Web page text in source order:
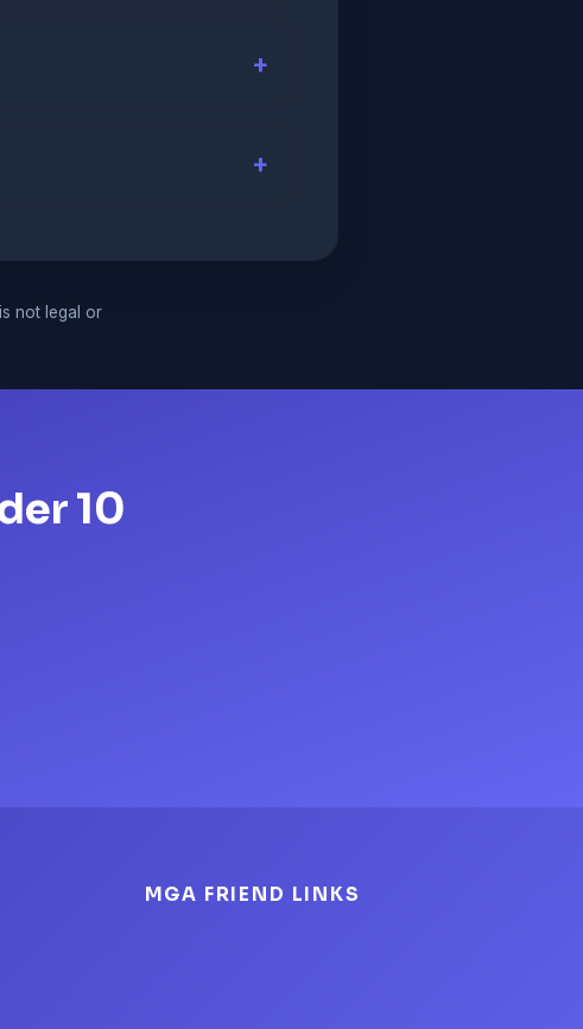
not legal or
10
MGA FRIEND LINKS